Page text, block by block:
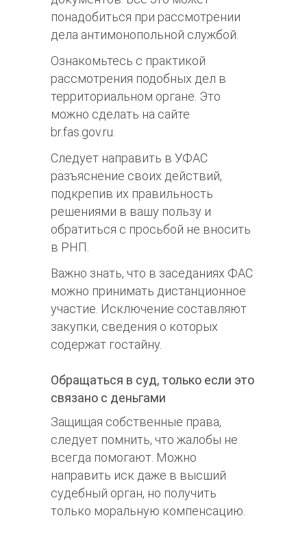
понадобиться при рассмотрении
дела антимонопольной службой.
Ознакомьтесь с практикой
рассмотрения подобных дел в
территориальном органе. Это
можно сделать на сайте
br.fas.gov.ru.
Следует направить в УФАС
разъяснение своих действий,
подкрепив их правильность
решениями в вашу пользу и
обратиться с просьбой не вносить
в РНП.
Важно знать, что в заседаниях ФАС
можно принимать дистанционное
участие. Исключение составляют
закупки, сведения о которых
содержат гостайну.
Обращаться в суд, только если это
связано с деньгами
Защищая собственные права,
следует помнить, что жалобы не
всегда помогают. Можно
направить иск даже в высший
судебный орган, но получить
только моральную компенсацию.